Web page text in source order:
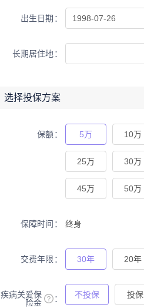
出生日期
长期居住地
选择投保方案
保额 5万 10万
25万 30万
45万 50万
保障时间 终身
交费年限 30年 20年
疾病关爱保
险金
不投保 投保